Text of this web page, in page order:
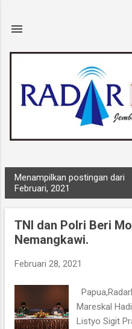
o
Menampilkan postingan dari
Februari, 2021
TNI dan Polri Beri
Nemangkawi.
Februari 28, 2021
Mareskal
Listyo Sigit